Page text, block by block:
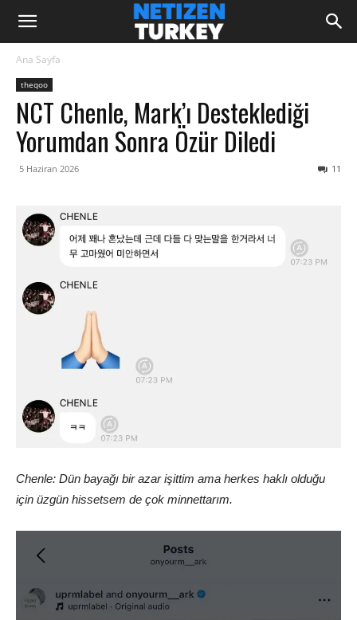
Ana Sayfa
theqoo
NCT Chenle, Mark’ı Desteklediği
Yorumdan Sonra Özür Diledi
5 Haziran 2026 11
Chenle: Dün bayağı bir azar işittim ama herkes haklı olduğu
için üzgün hissetsem de çok minnettarım.